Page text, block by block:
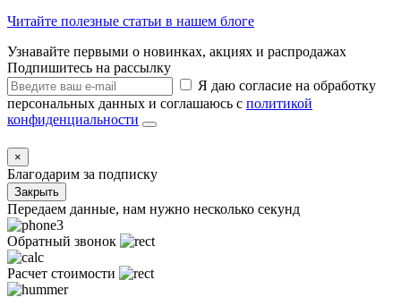
Читайте полезные статьи в нашем блоге
Узнавайте первыми о новинках, акциях и распродажах
Подпишитесь на рассылку
Я даю согласие на обработку
персональных данных и соглашаюсь с политикой
конфиденциальности
×
Благодарим за подписку
Закрыть
Передаем данные, нам нужно несколько секунд
Обратный звонок
Расчет стоимости